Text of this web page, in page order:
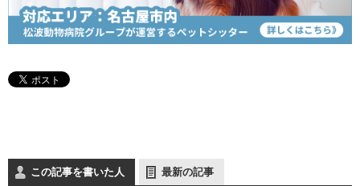
この記事を書いた人 最新の記事